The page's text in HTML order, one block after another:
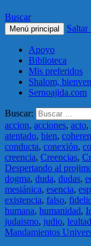
Buscar
Menú principal Saltar
Apoyo
Biblioteca
Mis preferidos
Shalom,
Sernoajida.com
Buscar:
accion, acciones, acto,
atentado, bien,
conducta, conexión,
creencia, Creencias,
Despertando al
dogma, duda, dudas,
mesiánica, esencia,
existencia, falso,
humana, humanidad,
judaismo, judio, lealtad
Mandamientos